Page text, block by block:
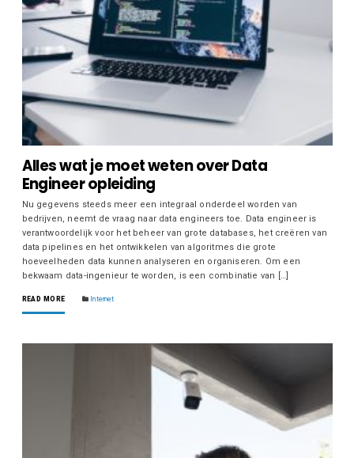
Alles wat je moet weten over Data
Engineer opleiding
Nu gegevens steeds meer een integraal onderdeel worden van
bedrijven, neemt de vraag naar data engineers toe. Data engineer is
verantwoordelijk voor het beheer van grote databases, het creëren van
data pipelines en het ontwikkelen van algoritmes die grote
hoeveelheden data kunnen analyseren en organiseren. Om een
bekwaam data-ingenieur te worden, is een combinatie van […]
READ MORE Internet